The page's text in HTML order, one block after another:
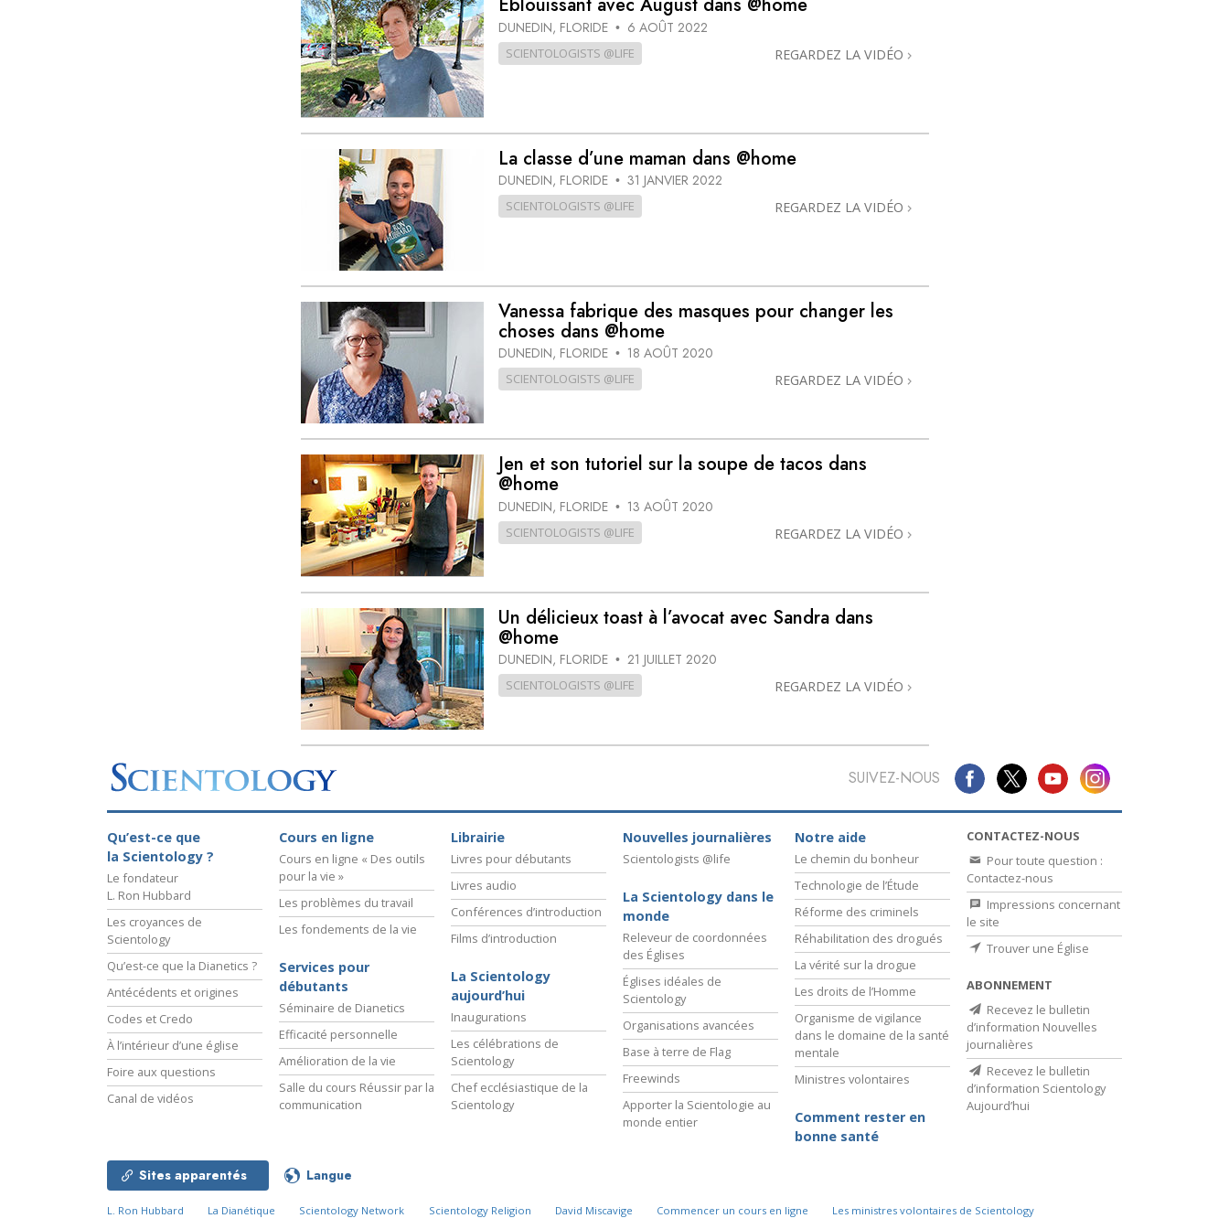
Qu’est-ce que la grandeur ?
La technologie de l’étude
Éblouissant avec August dans @home
DUNEDIN, FLORIDE • 6 AOÛT 2022
SCIENTOLOGISTS @LIFE REGARDEZ LA VIDÉO
La classe d’une maman dans @home
DUNEDIN, FLORIDE • 31 JANVIER 2022
SCIENTOLOGISTS @LIFE REGARDEZ LA VIDÉO
Vanessa fabrique des masques pour changer les
choses dans @home
DUNEDIN, FLORIDE • 18 AOÛT 2020
SCIENTOLOGISTS @LIFE REGARDEZ LA VIDÉO
Jen et son tutoriel sur la soupe de tacos dans
@home
DUNEDIN, FLORIDE • 13 AOÛT 2020
SCIENTOLOGISTS @LIFE REGARDEZ LA VIDÉO
Un délicieux toast à l’avocat avec Sandra dans
@home
DUNEDIN, FLORIDE • 21 JUILLET 2020
SCIENTOLOGISTS @LIFE REGARDEZ LA VIDÉO
SUIVEZ-NOUS
Qu’est-ce que
la Scientology ?
Le fondateur
L. Ron Hubbard
Les croyances de
Scientology
Qu’est-ce que la Dianetics ?
Antécédents et origines
Codes et Credo
À l’intérieur d’une église
Foire aux questions
Canal de vidéos
Cours en ligne
Cours en ligne « Des outils
pour la vie »
Les problèmes du travail
Les fondements de la vie
Services pour
débutants
Séminaire de Dianetics
Efficacité personnelle
Amélioration de la vie
Salle du cours Réussir par la
communication
Librairie
Livres pour débutants
Livres audio
Conférences d’introduction
Films d’introduction
La Scientology
aujourd’hui
Inaugurations
Les célébrations de
Scientology
Chef ecclésiastique de la
Scientology
Nouvelles journalières
Scientologists @life
La Scientology dans le
monde
Releveur de coordonnées
des Églises
Églises idéales de
Scientology
Organisations avancées
Base à terre de Flag
Freewinds
Apporter la Scientologie au
monde entier
Notre aide
Le chemin du bonheur
Technologie de l’Étude
Réforme des criminels
Réhabilitation des drogués
La vérité sur la drogue
Les droits de l’Homme
Organisme de vigilance
dans le domaine de la santé
mentale
Ministres volontaires
Comment rester en
bonne santé
CONTACTEZ-NOUS
Pour toute question :
Contactez-nous
Impressions concernant
le site
Trouver une Église
ABONNEMENT
Recevez le bulletin
d’information Nouvelles
journalières
Recevez le bulletin
d’information Scientology
Aujourd’hui
Sites apparentés Langue
L. Ron Hubbard La Dianétique Scientology Network Scientology Religion David Miscavige Commencer un cours en ligne
Les ministres volontaires de Scientology